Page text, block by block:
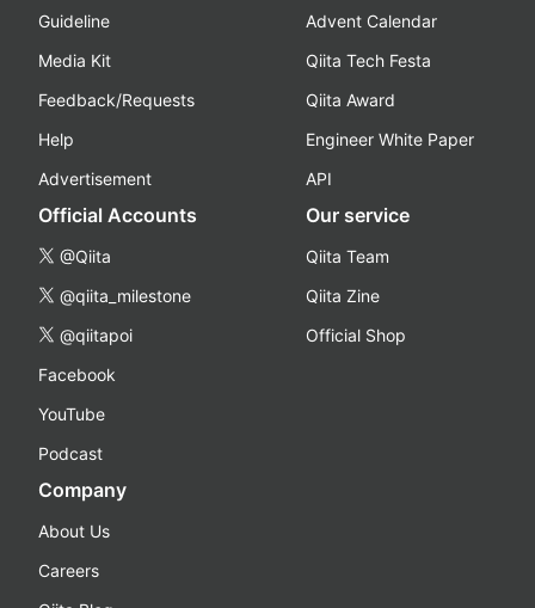
Guideline
Media Kit
Feedback/Requests
Help
Advertisement
Advent Calendar
Qiita Tech Festa
Qiita Award
Engineer White Paper
API
Official Accounts
@Qiita
@qiita_milestone
@qiitapoi
Facebook
YouTube
Podcast
Our service
Qiita Team
Qiita Zine
Official Shop
Company
About Us
Careers